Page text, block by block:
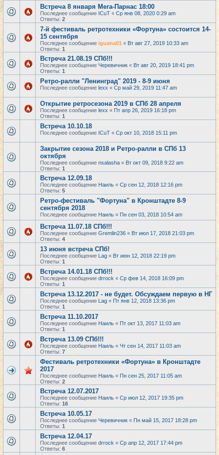
Встреча 8 января Мега-Парнас 18:00
Последнее сообщение ICuT « Ср янв 08, 2020 0:29 am
Ответы: 2
7-й фестиваль ретротехники «Фортуна» состоится 14-
15 сентября
Последнее сообщение iguana01 « Вт авг 27, 2019 10:33 am
Ответы: 1
Встреча 21.08.19 СПб!!!
Последнее сообщение Черевичник « Вт авг 20, 2019 18:41 pm
Ответы: 1
Ретро-ралли "Ленинград" 2019 - 8-9 июня
Последнее сообщение lexx « Ср май 29, 2019 11:47 am
Открытие ретросезона 2019 в СПб 28 апреля
Последнее сообщение lexx « Пт апр 26, 2019 16:18 pm
Ответы: 1
Встреча 10.10.18
Последнее сообщение ICuT « Ср окт 10, 2018 15:11 pm
Закрытие сезона 2018 и Ретро-ралли в СПб 13
октября
Последнее сообщение nsalasha « Вт окт 09, 2018 9:22 am
Ответы: 1
Встреча 12.09.18
Последнее сообщение Наиль « Ср сен 12, 2018 12:16 pm
Ответы: 5
Ретро-фестиваль "Фортуна" в Кронштадте 8-9
сентября 2018
Последнее сообщение Наиль « Пн сен 03, 2018 10:54 am
Встреча 11.07.18 СПб!!!
Последнее сообщение Gremlin236 « Вт июл 17, 2018 21:03 pm
Ответы: 4
13 июня встреча СПб!
Последнее сообщение Lag « Вт июн 12, 2018 22:19 pm
Ответы: 1
Встреча 14.01.18 СПб!!!
Последнее сообщение drrock « Ср фев 14, 2018 16:09 pm
Ответы: 1
Встреча 13.12.2017 - не будет. Обсуждаем первую в НГ
Последнее сообщение Lag « Пт янв 12, 2018 13:36 pm
Ответы: 1
Встреча 11.10.2017
Последнее сообщение Наиль « Пт окт 13, 2017 11:03 am
Ответы: 1
Встреча 13.09 СПб!!!
Последнее сообщение Наиль « Чт сен 14, 2017 11:03 am
Ответы: 7
Фестиваль ретротехники «Фортуна» в Кронштадте
2017
Последнее сообщение Наиль « Пн сен 25, 2017 11:05 am
Ответы: 2
Встреча 12.07.2017
Последнее сообщение Наиль « Ср июл 12, 2017 19:35 pm
Ответы: 16
Встреча 10.05.17
Последнее сообщение Черевичник « Пн май 15, 2017 18:28 pm
Ответы: 1
Встреча 12.04.17
Последнее сообщение drrock « Ср апр 12, 2017 17:44 pm
Ответы: 6